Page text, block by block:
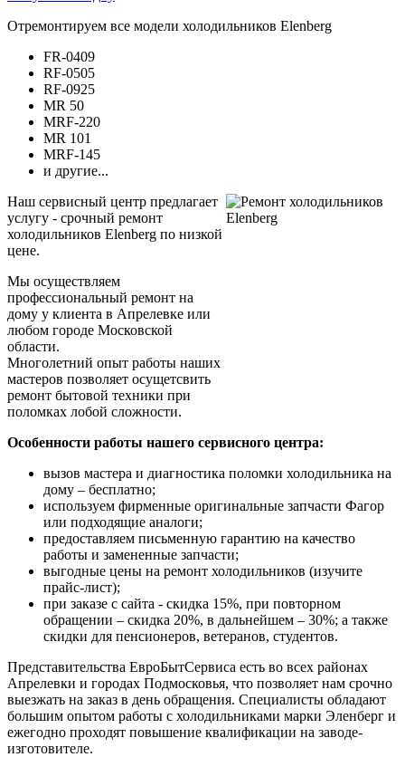
Отремонтируем все модели холодильников Elenberg
FR-0409
RF-0505
RF-0925
MR 50
MRF-220
MR 101
MRF-145
и другие...
Наш сервисный центр предлагает
услугу - срочный ремонт
холодильников Elenberg по низкой
цене.
Мы осуществляем
профессиональный ремонт на
дому у клиента в Апрелевке или
любом городе Московской
области.
Многолетний опыт работы наших
мастеров позволяет осущетсвить
ремонт бытовой техники при
поломках лобой сложности.
Особенности работы нашего сервисного центра:
вызов мастера и диагностика поломки холодильника на
дому – бесплатно;
используем фирменные оригинальные запчасти Фагор
или подходящие аналоги;
предоставляем письменную гарантию на качество
работы и замененные запчасти;
выгодные цены на ремонт холодильников (изучите
прайс-лист);
при заказе с сайта - скидка 15%, при повторном
обращении – скидка 20%, в дальнейшем – 30%; а также
скидки для пенсионеров, ветеранов, студентов.
Представительства ЕвроБытСервиса есть во всех районах
Апрелевки и городах Подмосковья, что позволяет нам срочно
выезжать на заказ в день обращения. Специалисты обладают
большим опытом работы с холодильниками марки Эленберг и
ежегодно проходят повышение квалификации на заводе-
изготовителе.